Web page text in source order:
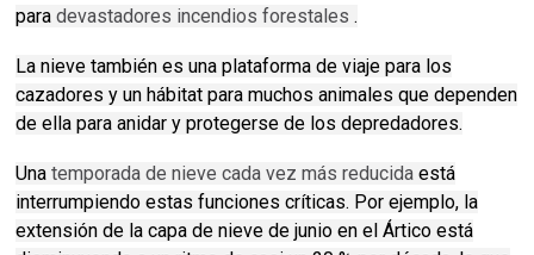
paradevastadores incendios forestales .
La nieve también es una plataforma de viaje para los
cazadores y un hábitat para muchos animales que dependen
de ella para anidar y protegerse de los depredadores.
Unatemporada de nieve cada vez más reducida está
interrumpiendo estas funciones críticas. Por ejemplo, la
extensión de la capa de nieve de junio en el Ártico está